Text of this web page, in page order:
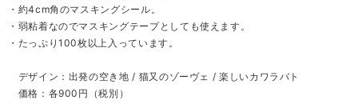
・約4cm角のマスキングシール。
・弱粘着なのでマスキングテープとしても使えます。
・たっぷり100枚以上入っています。
デザイン：出発の空き地 / 猫又のゾーヴェ / 楽しいカワラバト
価格：各900円（税別）